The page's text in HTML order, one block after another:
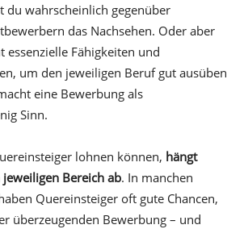
du wahrscheinlich gegenüber
das Nachsehen. Oder aber
essenzielle Fähigkeiten und
um den jeweiligen Beruf gut ausüben
eine Bewerbung als
Sinn.
lohnen können, hängt
Bereich ab. In manchen
Quereinsteiger oft gute Chancen,
überzeugenden Bewerbung – und